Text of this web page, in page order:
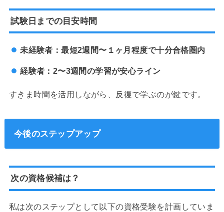
試験日までの目安時間
未経験者：最短2週間〜１ヶ月程度で十分合格圏内
経験者：2〜3週間の学習が安心ライン
すきま時間を活用しながら、反復で学ぶのが鍵です。
今後のステップアップ
次の資格候補は？
私は次のステップとして以下の資格受験を計画していま